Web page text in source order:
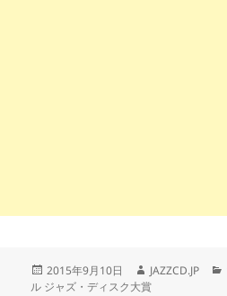
投
稿
2015年9月10日
作
成
JAZZCD.JP
ル ジャズ・ディスク大賞